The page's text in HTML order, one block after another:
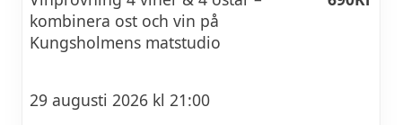
kombinera ost och vin på
Kungsholmens matstudio
29 augusti 2026 kl 21:00